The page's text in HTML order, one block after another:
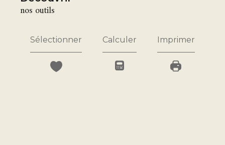
nos outils
Sélectionner Calculer Imprimer